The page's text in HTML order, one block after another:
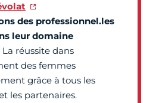
des professionnel.les
leur domaine
La réussite dans
des femmes
grâce à tous les
les partenaires.